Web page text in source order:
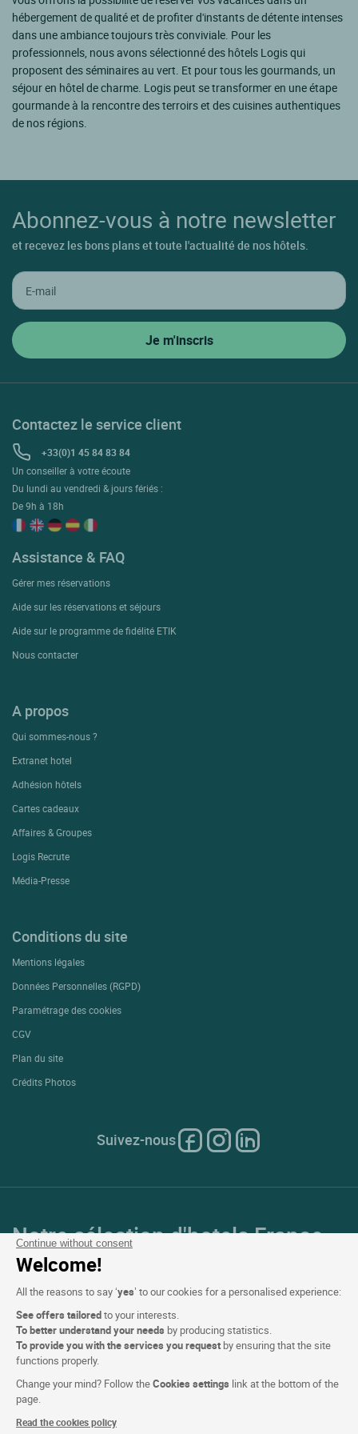
Continue without consent
Welcome!
All the reasons to say ‘yes’ to our cookies for a personalised experience:
See offers tailoredto your interests.
To better understand your needs by producing statistics.
To provide you with the services you request by ensuring that the site
functions properly.
Change your mind? Follow theCookies settings link at the bottom of the
page.
Read the cookies policy
hébergement de qualité et de profiter d'instants de détente intenses
dans une ambiance toujours très conviviale. Pour les
professionnels, nous avons sélectionné des hôtels Logis qui
proposent des séminaires au vert. Et pour tous les gourmands, un
séjour en hôtel de charme. Logis peut se transformer en une étape
gourmande à la rencontre des terroirs et des cuisines authentiques
de nos régions.
Abonnez-vous à notre newsletter
et recevez les bons plans et toute l'actualité de nos hôtels.
Contactez le service client
+33(0)1 45 84 83 84
Un conseiller à votre écoute
Du lundi au vendredi & jours fériés :
De 9h à 18h
Assistance & FAQ
Gérer mes réservations
Aide sur les réservations et séjours
Aide sur le programme de fidélité ETIK
Nous contacter
A propos
Qui sommes-nous ?
Extranet hotel
Adhésion hôtels
Cartes cadeaux
Affaires & Groupes
Logis Recrute
Média-Presse
Conditions du site
Mentions légales
Données Personnelles (RGPD)
Paramétrage des cookies
CGV
Plan du site
Crédits Photos
Suivez-nous
Notre sélection d'hotels France
et en Europe
Top Pays
Top Régions
Top Villes
Top Hotels